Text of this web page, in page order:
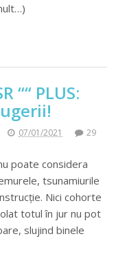
““ PLUS:
07/01/2021
29
poate considera
tsunamiurile
Nici cohorte
totul în jur nu pot
slujind binele